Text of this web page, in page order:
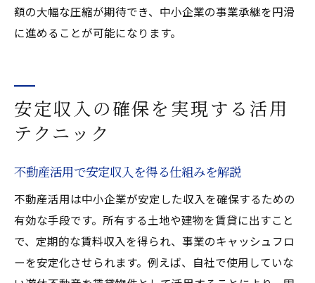
額の大幅な圧縮が期待でき、中小企業の事業承継を円滑
に進めることが可能になります。
安定収入の確保を実現する活用
テクニック
不動産活用で安定収入を得る仕組みを解説
不動産活用は中小企業が安定した収入を確保するための
有効な手段です。所有する土地や建物を賃貸に出すこと
で、定期的な賃料収入を得られ、事業のキャッシュフロ
ーを安定化させられます。例えば、自社で使用していな